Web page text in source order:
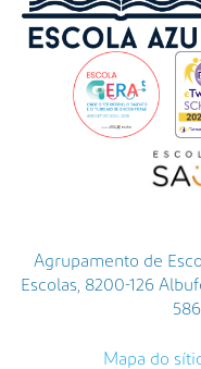
Agrupamento de
Escolas, 8200-126
Mapa do